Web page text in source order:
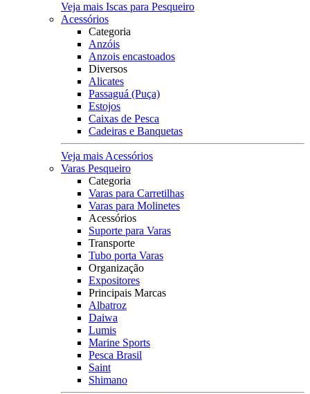
Veja mais Iscas para Pesqueiro
Acessórios
Categoria
Anzóis
Anzois encastoados
Diversos
Alicates
Passaguá (Puça)
Estojos
Caixas de Pesca
Cadeiras e Banquetas
Veja mais Acessórios
Varas Pesqueiro
Categoria
Varas para Carretilhas
Varas para Molinetes
Acessórios
Suporte para Varas
Transporte
Tubo porta Varas
Organização
Expositores
Principais Marcas
Albatroz
Daiwa
Lumis
Marine Sports
Pesca Brasil
Saint
Shimano